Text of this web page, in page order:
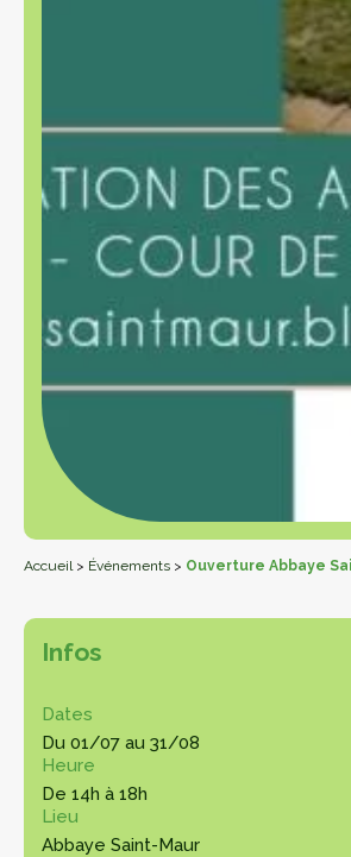
Accueil> Événements > Ouverture Abbaye
Infos
Dates
Du 01/07 au 31/08
Heure
De 14h à 18h
Lieu
Abbaye Saint-Maur